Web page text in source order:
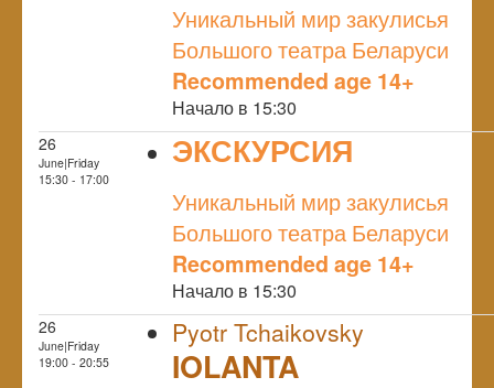
Уникальный мир закулисья
Большого театра Беларуси
Recommended age 14+
Начало в 15:30
26
June|Friday
15:30 - 17:00
ЭКСКУРСИЯ
Уникальный мир закулисья
Большого театра Беларуси
Recommended age 14+
Начало в 15:30
26
June|Friday
19:00 - 20:55
Pyotr Tchaikovsky
IOLANTA